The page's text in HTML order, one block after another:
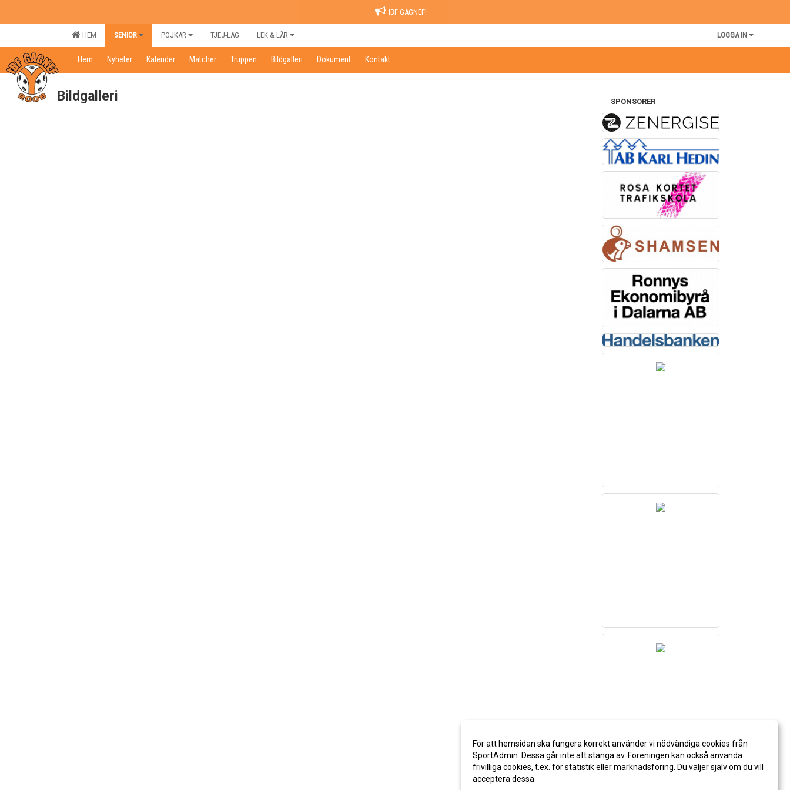
IBF GAGNEF!
HEM SENIOR POJKAR TJEJ-LAG LEK & LÄR LOGGA IN
Hem Nyheter Kalender Matcher Truppen Bildgalleri Dokument Kontakt
Bildgalleri SPONSORER
För att hemsidan ska fungera korrekt använder vi nödvändiga cookies från
SportAdmin. Dessa går inte att stänga av. Föreningen kan också använda
frivilliga cookies, t.ex. för statistik eller marknadsföring. Du väljer själv om du vill
acceptera dessa.